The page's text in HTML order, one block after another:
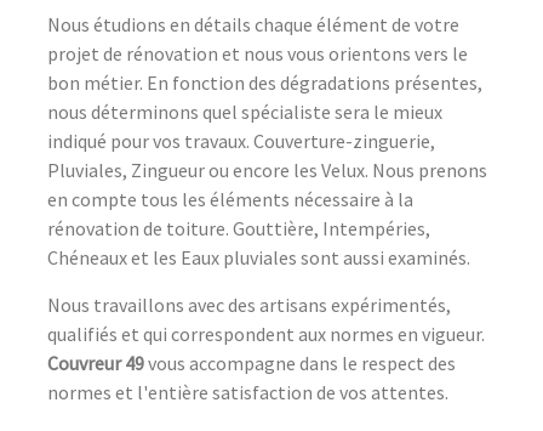
Nous étudions en détails chaque élément de votre
projet de rénovation et nous vous orientons vers le
bon métier. En fonction des dégradations présentes,
nous déterminons quel spécialiste sera le mieux
indiqué pour vos travaux. Couverture-zinguerie,
Pluviales, Zingueur ou encore les Velux. Nous prenons
en compte tous les éléments nécessaire à la
rénovation de toiture. Gouttière, Intempéries,
Chéneaux et les Eaux pluviales sont aussi examinés.
Nous travaillons avec des artisans expérimentés,
qualifiés et qui correspondent aux normes en vigueur.
Couvreur 49vous accompagne dans le respect des
normes et l'entière satisfaction de vos attentes.